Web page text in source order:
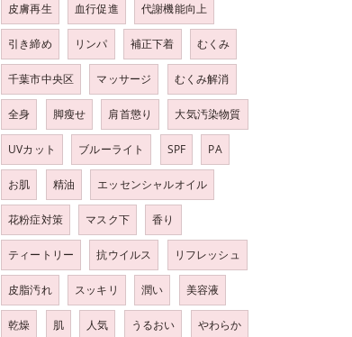
皮膚再生 血行促進 代謝機能向上
引き締め リンパ 補正下着 むくみ
千葉市中央区 マッサージ むくみ解消
全身 脚瘦せ 肩首懲り 大気汚染物質
UVカット ブルーライト SPF PA
お肌 精油 エッセンシャルオイル
花粉症対策 マスク下 香り
ティートリー 抗ウイルス リフレッシュ
皮脂汚れ スッキリ 潤い 美容液
乾燥 肌 人気 うるおい やわらか